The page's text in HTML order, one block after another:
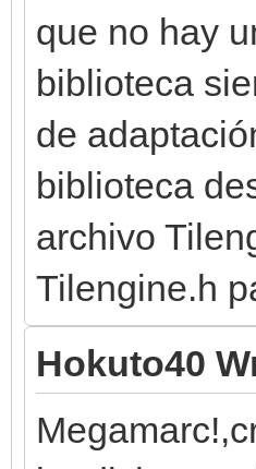
que no hay
biblioteca
de
biblioteca
archivo
Tilengine.h
Hokuto40